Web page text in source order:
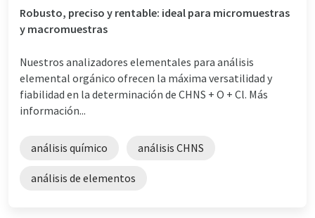
Robusto, preciso y rentable: ideal para micromuestras
y macromuestras
Nuestros analizadores elementales para análisis
elemental orgánico ofrecen la máxima versatilidad y
fiabilidad en la determinación de CHNS + O + Cl. Más
información...
análisis químico análisis CHNS
análisis de elementos